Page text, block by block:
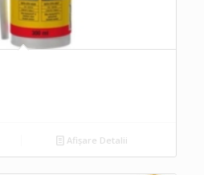
Afișare Detalii